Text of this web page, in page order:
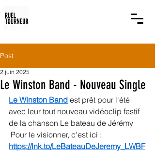
Post
Le Winston Band - Nouveau Single
2 juin 2025
Le Winston Band est prêt pour l'été
avec leur tout nouveau vidéoclip festif
de la chanson Le bateau de Jérémy
Pour le visionner, c'est ici :
https://lnk.to/LeBateauDeJeremy_LWBF